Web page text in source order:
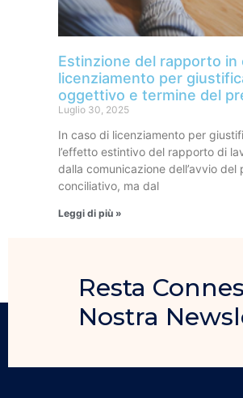
Estinzione del rapporto in
licenziamento per
oggettivo e termine del
Luglio 30, 2025
In caso di licenziamento per
l’effetto estintivo del rapporto di
dalla comunicazione dell’avvio del
conciliativo, ma dal
Leggi di più »
Resta
Nostra